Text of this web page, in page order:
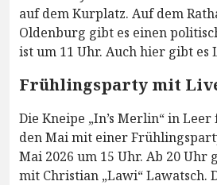
auf dem Kurplatz. Auf dem
Oldenburg gibt es einen
ist um 11 Uhr. Auch hier gibt es
Frühlingsparty mit
Die Kneipe „In’s Merlin“ in
den Mai mit einer
Mai 2026 um 15 Uhr. Ab 20 Uhr
mit Christian „Lawi“ Lawatsch.